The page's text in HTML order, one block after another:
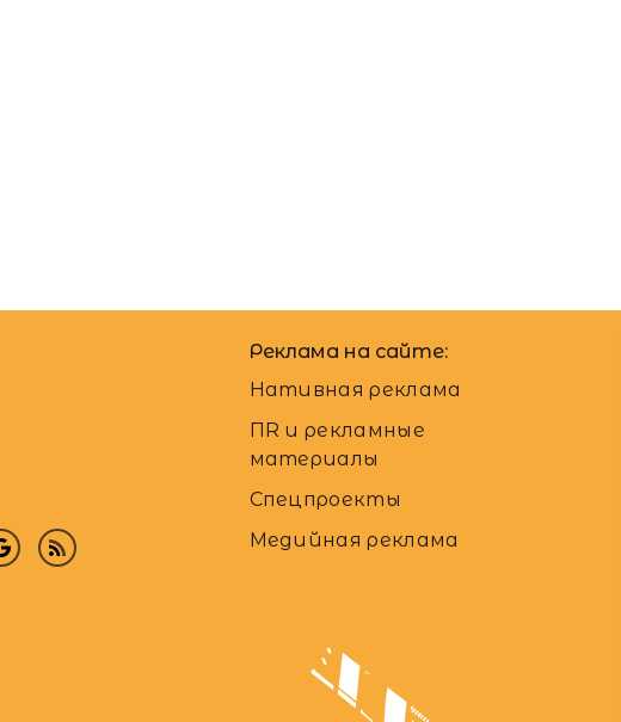
Реклама на сайте:
Нативная реклама
ПR и рекламные
материалы
Спецпроекты
Медийная реклама